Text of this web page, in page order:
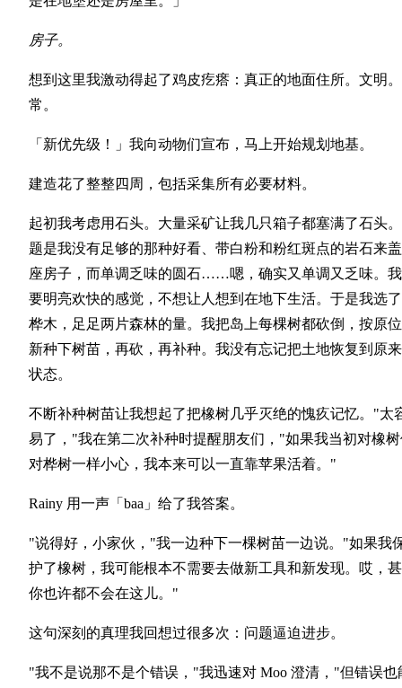
房子。
想到这里我激动得起了鸡皮疙瘩：真正的地面住所。文明
常。
「新优先级！」我向动物们宣布，马上开始规划地基。
建造花了整整四周，包括采集所有必要材料。
起初我考虑用石头。大量采矿让我几只箱子都塞满了石头
题是我没有足够的那种好看、带白粉和粉红斑点的岩石来
座房子，而单调乏味的圆石……嗯，确实又单调又乏味。
要明亮欢快的感觉，不想让人想到在地下生活。于是我选
桦木，足足两片森林的量。我把岛上每棵树都砍倒，按原
新种下树苗，再砍，再补种。我没有忘记把土地恢复到原
状态。
不断补种树苗让我想起了把橡树几乎灭绝的愧疚记忆。"太
易了，"我在第二次补种时提醒朋友们，"如果我当初对橡
对桦树一样小心，我本来可以一直靠苹果活着。"
Rainy 用一声「baa」给了我答案。
"说得好，小家伙，"我一边种下一棵树苗一边说。"如果我
护了橡树，我可能根本不需要去做新工具和新发现。哎，
你也许都不会在这儿。"
这句深刻的真理我回想过很多次：问题逼迫进步。
"我不是说那不是个错误，"我迅速对 Moo 澄清，"但错误也